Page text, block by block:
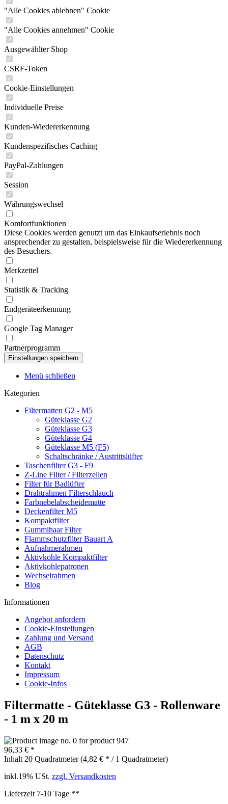
"Alle Cookies ablehnen" Cookie
"Alle Cookies annehmen" Cookie
Ausgewählter Shop
CSRF-Token
Cookie-Einstellungen
Individuelle Preise
Kunden-Wiedererkennung
Kundenspezifisches Caching
PayPal-Zahlungen
Session
Währungswechsel
Komfortfunktionen
Diese Cookies werden genutzt um das Einkaufserlebnis noch
ansprechender zu gestalten, beispielsweise für die Wiedererkennung
des Besuchers.
Merkzettel
Statistik & Tracking
Endgeräteerkennung
Google Tag Manager
Partnerprogramm
Menü schließen
Kategorien
Filtermatten G2 - M5
Güteklasse G2
Güteklasse G3
Güteklasse G4
Güteklasse M5 (F5)
Schaltschränke / Austrittslüfter
Taschenfilter G3 - F9
Z-Line Filter / Filterzellen
Filter für Badlüfter
Drahtrahmen Filterschlauch
Farbnebelabscheidematte
Deckenfilter M5
Kompaktfilter
Gummihaar Filter
Flammschutzfilter Bauart A
Aufnahmerahmen
Aktivkohle Kompaktfilter
Aktivkohlepatronen
Wechselrahmen
Blog
Informationen
Angebot anfordern
Cookie-Einstellungen
Zahlung und Versand
AGB
Datenschutz
Kontakt
Impressum
Cookie-Infos
Filtermatte - Güteklasse G3 - Rollenware
- 1 m x 20 m
96,33 € *
Inhalt 20 Quadratmeter (4,82 € * / 1 Quadratmeter)
inkl.19% USt. zzgl. Versandkosten
Lieferzeit 7-10 Tage **